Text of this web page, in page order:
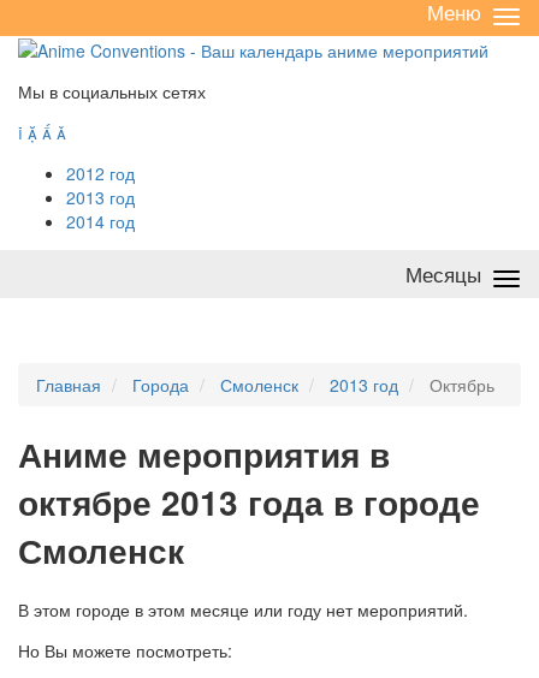
/
Меню
Мы в социальных сетях
   
2012 год
2013 год
2014 год
Месяцы
Главная Города Смоленск 2013 год Октябрь
Аниме мероприятия в
октябре 2013 года в городе
Смоленск
В этом городе в этом месяце или году нет мероприятий.
Но Вы можете посмотреть: